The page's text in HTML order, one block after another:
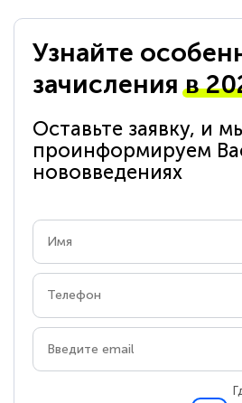
Узнайте
зачисленияв
Оставьте заявку, и
проинформируем
нововведениях